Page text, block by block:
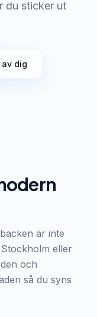
du sticker ut
av dig
är inte
eller
och
så du syns